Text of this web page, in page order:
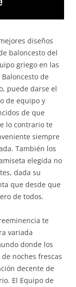
diseños
baloncesto del
griego en las
de
puede darse el
de equipo y
de que
lo contrario te
siempre
También los
elegida no
dada su
que desde que
de todos.
te
variada
donde los
noches frescas
decente de
El Equipo de